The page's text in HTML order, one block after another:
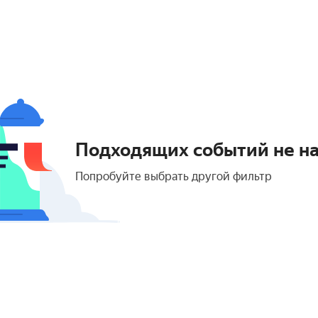
Подходящих событий не
Попробуйте выбрать другой фильтр